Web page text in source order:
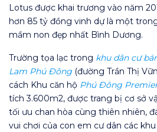
Lotus được khai trương vào năm
hơn 85 tỷ đồng vinh dự là một
mầm non đẹp nhất Bình Dương.
Trường tọa lạc trong khu dân cư
Lam Phú Đông (đường Trần Thị
cách Khu căn hộ Phú Đông
tích 3.600m2, được trang bị cơ sở
tối ưu chan hòa cùng thiên nhiên,
vui chơi của con em cư dân các